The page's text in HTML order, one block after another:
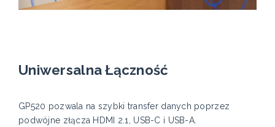
Uniwersalna Łączność
GP520 pozwala na szybki transfer danych poprzez
podwójne złącza HDMI 2.1, USB-C i USB-A.